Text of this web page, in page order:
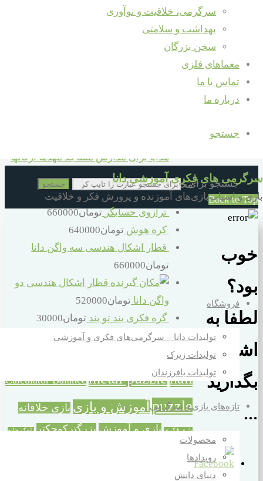
سرگرمی، خلاقیت و نوآوری
بهداشت و سلامتی
سخن بزرگان
معماهای فلزی
تماس با ما
درباره ما
جستجو
جستجو برای : جستجو سرگرمی های فکری آموزشی دانا
بازی و اسباب‌بازی‌های آموزنده و پرورش فکر و خلاقیت
فروشگاه
تولیدات دانا – سرگرمی‌های فکری و آموزشی
تولیدات زیرک
تولیدات بافرزندان
تازه‌های بازی و سرگرمی
محصولات
رویدادها
دنیای دانش
اشتباهات
معمول کودکان
تجربه یادگیری
اونهاست .
بخوانید...
"اشتباه
یادگیری"
دسته های محصولات
10 سال به بالا
2 تا 5 سال
هدایا برای مدارس مساجد مهدها ارگانها
محصولات
ترازوی حسابگر تومان660000
کره هوش تومان640000
قطار اشکال هندسی سه واگن دانا
تومان660000
قطار اشکال هندسی دو
واگن دانا تومان520000
گره فکری بند تو بند تومان30000
برچسب محصولات
Calculator Balance metal puzzlenail
puzzle آموزش و بازی بازی خلاقانه
بازی فکری بازی و آموزش بزرگترکوچکتر بلوک خانه
Back to Top
خوب
بود؟
لطفا به
اشتراک
بگذارید
...